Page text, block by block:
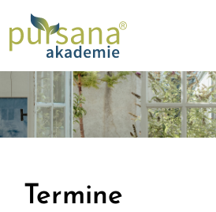
Termine